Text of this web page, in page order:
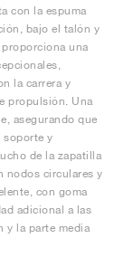
con la espuma
bajo el talón y
una
la carrera y
propulsión. Una
asegurando que
soporte y
de la zapatilla
nodos circulares y
con goma
adicional a las
y la parte media